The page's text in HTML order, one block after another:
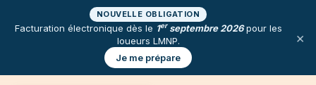
NOUVELLE OBLIGATION
Facturation électronique dès le 1erseptembre 2026pour les
loueurs LMNP.
Je me prépare
×